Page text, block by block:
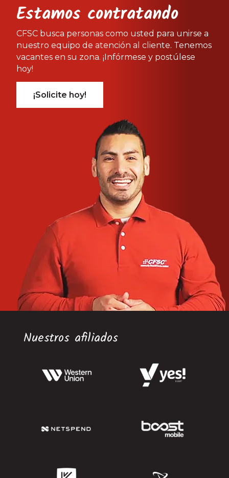
Estamos contratando
CFSC busca personas como usted para unirse a
nuestro equipo de atención al cliente. Tenemos
vacantes en su zona. ¡Infórmese y postúlese
hoy!
¡Solicite hoy!
Nuestros afiliados